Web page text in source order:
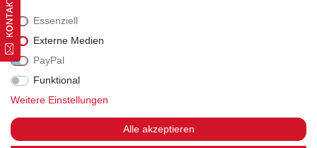
Essenziell
Externe Medien
PayPal
Funktional
Weitere Einstellungen
Alle akzeptieren